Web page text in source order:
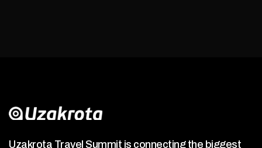
Uzakrota Travel Summit is connecting the biggest